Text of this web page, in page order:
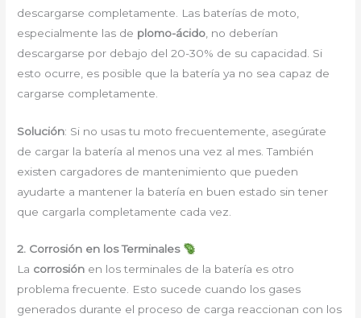
descargarse completamente. Las baterías de moto,
especialmente las de plomo-ácido , no deberían
descargarse por debajo del 20-30% de su capacidad. Si
esto ocurre, es posible que la batería ya no sea capaz de
cargarse completamente.
Solución: Si no usas tu moto frecuentemente, asegúrate
de cargar la batería al menos una vez al mes. También
existen cargadores de mantenimiento que pueden
ayudarte a mantener la batería en buen estado sin tener
que cargarla completamente cada vez.
2. Corrosión en los Terminales
La corrosión en los terminales de la batería es otro
problema frecuente. Esto sucede cuando los gases
generados durante el proceso de carga reaccionan con los